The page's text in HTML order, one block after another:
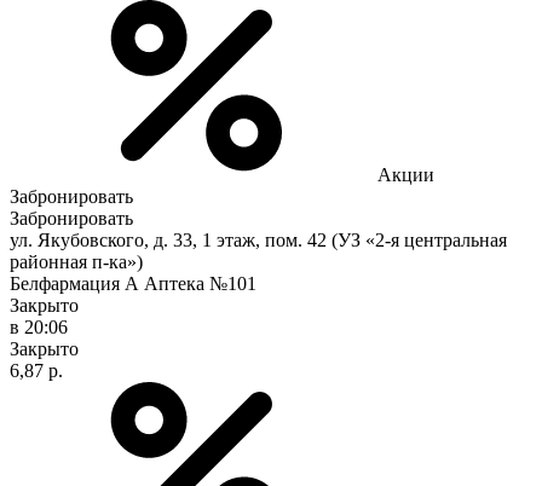
Акции
Забронировать
Забронировать
ул. Якубовского, д. 33, 1 этаж, пом. 42 (УЗ «2-я центральная
районная п-ка»)
Белфармация А Аптека №101
Закрыто
в 20:06
Закрыто
6,87 р.